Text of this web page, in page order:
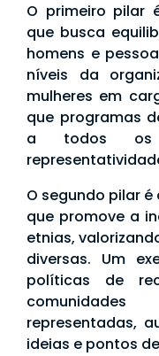
O primeiro pilar
que busca
homens e
níveis da
mulheres em
que programas
a todos os
O segundo pilar é
que promove a
etnias,
diversas. Um
políticas de
representadas,
ideias e pontos